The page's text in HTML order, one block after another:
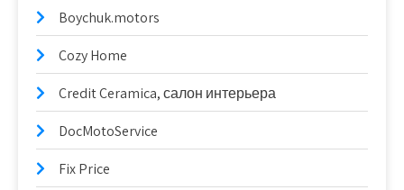
Boychuk.motors
Cozy Home
Credit Ceramica, салон интерьера
DocMotoService
Fix Price